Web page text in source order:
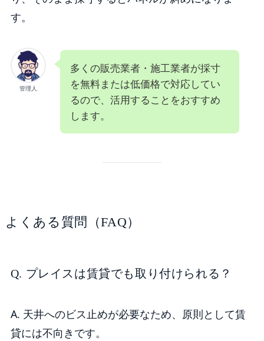
す。
管理人
多くの販売業者・施工業者が採寸
を無料または低価格で対応してい
るので、活用することをおすすめ
します。
よくある質問（FAQ）
Q. プレイスは賃貸でも取り付けられる？
A. 天井へのビス止めが必要なため、原則として賃
貸には不向きです。